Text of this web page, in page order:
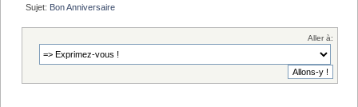
Sujet: Bon Anniversaire
Aller à: